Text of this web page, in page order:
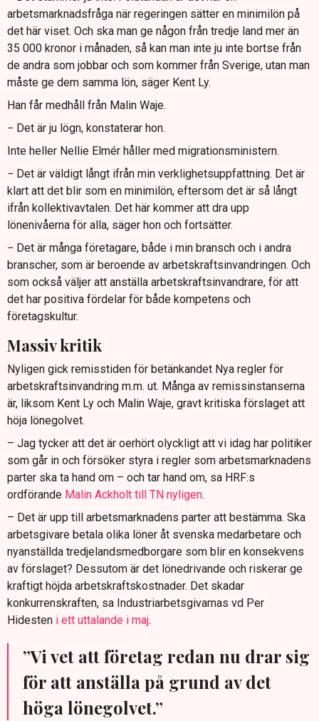
arbetsmarknadsfråga när regeringen sätter en minimilön på
det här viset. Och ska man ge någon från tredje land mer än
35 000 kronor i månaden, så kan man inte ju inte bortse från
de andra som jobbar och som kommer från Sverige, utan man
måste ge dem samma lön, säger Kent Ly.
Han får medhåll från Malin Waje.
− Det är ju lögn, konstaterar hon.
Inte heller Nellie Elmér håller med migrationsministern.
− Det är väldigt långt ifrån min verklighetsuppfattning. Det är
klart att det blir som en minimilön, eftersom det är så långt
ifrån kollektivavtalen. Det här kommer att dra upp
lönenivåerna för alla, säger hon och fortsätter.
− Det är många företagare, både i min bransch och i andra
branscher, som är beroende av arbetskraftsinvandringen. Och
som också väljer att anställa arbetskraftsinvandrare, för att
det har positiva fördelar för både kompetens och
företagskultur.
Massiv kritik
Nyligen gick remisstiden för betänkandet Nya regler för
arbetskraftsinvandring m.m. ut. Många av remissinstanserna
är, liksom Kent Ly och Malin Waje, gravt kritiska förslaget att
höja lönegolvet.
– Jag tycker att det är oerhört olyckligt att vi idag har politiker
som går in och försöker styra i regler som arbetsmarknadens
parter ska ta hand om – och tar hand om, sa HRF:s
ordförande Malin Ackholt till TN nyligen.
– Det är upp till arbetsmarknadens parter att bestämma. Ska
arbetsgivare betala olika löner åt svenska medarbetare och
nyanställda tredjelandsmedborgare som blir en konsekvens
av förslaget? Dessutom är det lönedrivande och riskerar ge
kraftigt höjda arbetskraftskostnader. Det skadar
konkurrenskraften, sa Industriarbetsgivarnas vd Per
Hidesten i ett uttalande i maj.
”Vi vet att företag redan nu drar sig
för att anställa på grund av det
höga lönegolvet.”